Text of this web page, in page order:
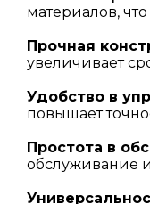
материалов,
Прочная
увеличивает
Удобство в
повышает
Простота в
обслуживание